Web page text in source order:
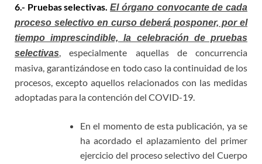
6.- Pruebas selectivas. El órgano convocante de cada
proceso selectivo en curso deberá posponer, por el
tiempo imprescindible, la celebración de pruebas
selectivas
, especialmente aquellas de concurrencia
masiva, garantizándose en todo caso la continuidad de los
procesos, excepto aquellos relacionados con las medidas
adoptadas para la contención del COVID-19.
En el momento de esta publicación, ya se
ha acordado el aplazamiento del primer
ejercicio del proceso selectivo del Cuerpo